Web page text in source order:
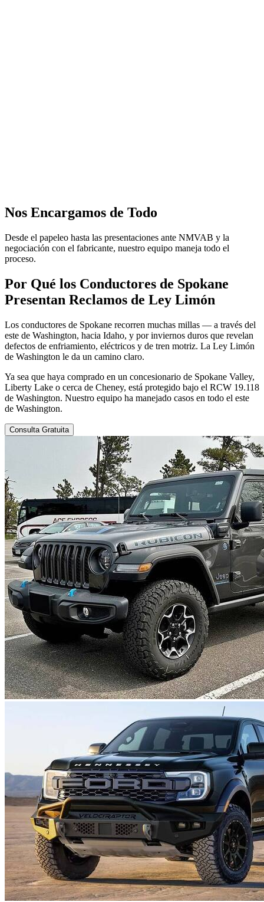
Nos Encargamos de Todo
Desde el papeleo hasta las presentaciones ante NMVAB y la
negociación con el fabricante, nuestro equipo maneja todo el
proceso.
Por Qué los Conductores de Spokane
Presentan Reclamos de Ley Limón
Los conductores de Spokane recorren muchas millas — a través del
este de Washington, hacia Idaho, y por inviernos duros que revelan
defectos de enfriamiento, eléctricos y de tren motriz. La Ley Limón
de Washington le da un camino claro.
Ya sea que haya comprado en un concesionario de Spokane Valley,
Liberty Lake o cerca de Cheney, está protegido bajo el RCW 19.118
de Washington. Nuestro equipo ha manejado casos en todo el este
de Washington.
Consulta Gratuita